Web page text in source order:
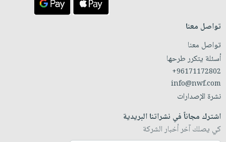
تواصل معنا
تواصل معنا
أسئلة يتكرر طرحها
+96171172802
info@nwf.com
نشرة الإصدارات
اشترك مجاناً في نشراتنا البريدية
كي يصلك آخر أخبار الشركة